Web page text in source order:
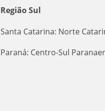
Região Sul
Santa Catarina: Norte
Paraná: Centro-Sul